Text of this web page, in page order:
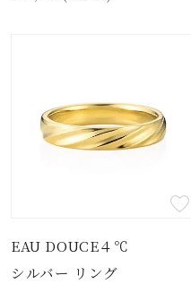
EAU DOUCE４℃
シルバー リング